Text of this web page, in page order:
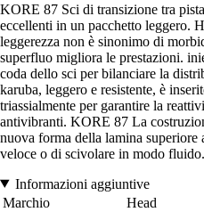
KORE 87 Sci di transizione tra
eccellenti in un pacchetto
leggerezza non è sinonimo di
superfluo migliora le prestazioni.
coda dello sci per bilanciare la
karuba, leggero e resistente, è
triassialmente per garantire la
antivibranti. KORE 87 La
nuova forma della lamina superiore
veloce o di scivolare in modo fluido.
Informazioni aggiuntive
Marchio
Head